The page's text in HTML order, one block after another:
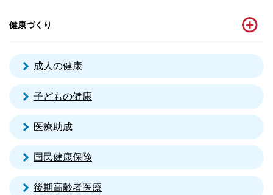
健康づくり
成人の健康
子どもの健康
医療助成
国民健康保険
後期高齢者医療